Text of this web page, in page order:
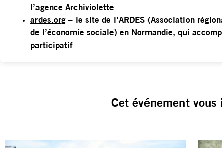
l’agence Archiviolette
ardes.org – le site de l’ARDES (Association
de l’économie sociale) en Normandie, qui
participatif
Cet événement